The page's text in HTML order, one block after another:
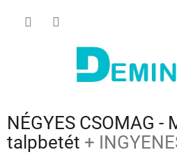
NÉGYES CSOMAG
talpbetét +